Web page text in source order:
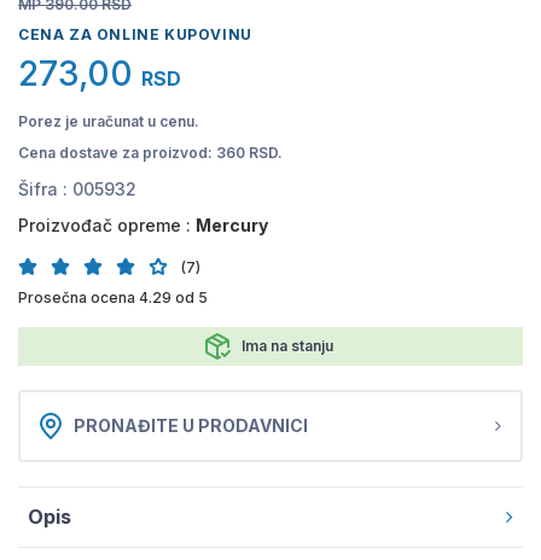
MP 390.00 RSD
CENA ZA ONLINE KUPOVINU
273,00 RSD
Porez je uračunat u cenu.
Cena dostave za proizvod: 360 RSD.
Šifra : 005932
Proizvođač opreme : Mercury
(7)
Prosečna ocena 4.29 od 5
Ima na stanju
PRONAĐITE U PRODAVNICI
Opis